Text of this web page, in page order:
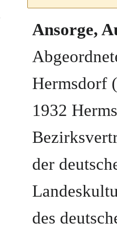
Ansorge,
Hermsdorf
1932
der
des